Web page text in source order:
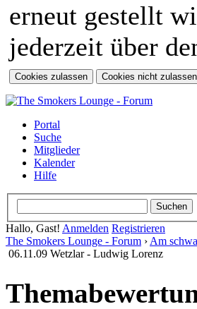
erneut gestellt
jederzeit über
Portal
Suche
Mitglieder
Kalender
Hilfe
Hallo, Gast! Anmelden Registrieren
The Smokers Lounge - Forum › Am
06.11.09 Wetzlar - Ludwig Lorenz